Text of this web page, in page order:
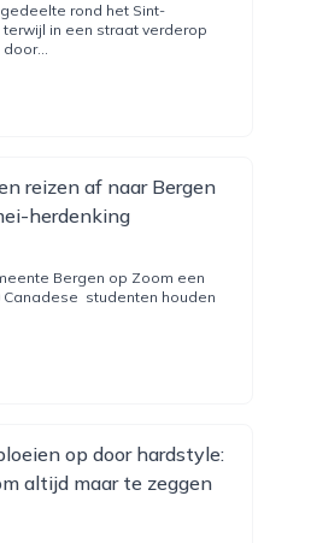
rond het Sint-
in een straat verderop
reizen af naar Bergen
herdenking
Bergen op Zoom een
studenten houden
op door hardstyle:
altijd maar te zeggen